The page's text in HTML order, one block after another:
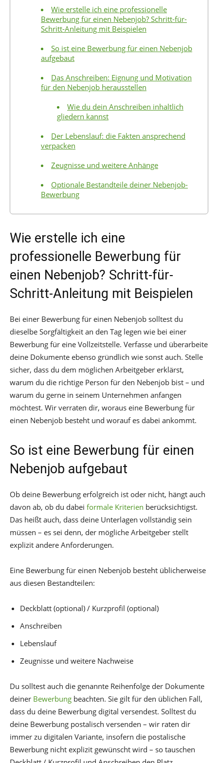
Wie erstelle ich eine professionelle
Bewerbung für einen Nebenjob? Schritt-für-
Schritt-Anleitung mit Beispielen
So ist eine Bewerbung für einen Nebenjob
aufgebaut
Das Anschreiben: Eignung und Motivation
für den Nebenjob herausstellen
Wie du dein Anschreiben inhaltlich
gliedern kannst
Der Lebenslauf: die Fakten ansprechend
verpacken
Zeugnisse und weitere Anhänge
Optionale Bestandteile deiner Nebenjob-
Bewerbung
Wie erstelle ich eine
professionelle Bewerbung für
einen Nebenjob? Schritt-für-
Schritt-Anleitung mit Beispielen
Bei einer Bewerbung für einen Nebenjob solltest du
dieselbe Sorgfältigkeit an den Tag legen wie bei einer
Bewerbung für eine Vollzeitstelle. Verfasse und überarbeite
deine Dokumente ebenso gründlich wie sonst auch. Stelle
sicher, dass du dem möglichen Arbeitgeber erklärst,
warum du die richtige Person für den Nebenjob bist – und
warum du gerne in seinem Unternehmen anfangen
möchtest. Wir verraten dir, woraus eine Bewerbung für
einen Nebenjob besteht und worauf es dabei ankommt.
So ist eine Bewerbung für einen
Nebenjob aufgebaut
Ob deine Bewerbung erfolgreich ist oder nicht, hängt auch
davon ab, ob du dabei formale Kriterien berücksichtigst.
Das heißt auch, dass deine Unterlagen vollständig sein
müssen – es sei denn, der mögliche Arbeitgeber stellt
explizit andere Anforderungen.
Eine Bewerbung für einen Nebenjob besteht üblicherweise
aus diesen Bestandteilen:
Deckblatt (optional) / Kurzprofil (optional)
Anschreiben
Lebenslauf
Zeugnisse und weitere Nachweise
Du solltest auch die genannte Reihenfolge der Dokumente
deiner Bewerbung beachten. Sie gilt für den üblichen Fall,
dass du deine Bewerbung digital versendest. Solltest du
deine Bewerbung postalisch versenden – wir raten dir
immer zu digitalen Variante, insofern die postalische
Bewerbung nicht explizit gewünscht wird – so tauschen